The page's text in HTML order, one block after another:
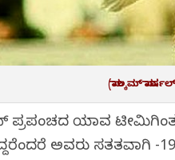
(ಮಾಲ್ಕಮ್
ಪ್ರಪಂಚದ ಯಾವ
ಅವರು ಸತತವಾಗಿ -